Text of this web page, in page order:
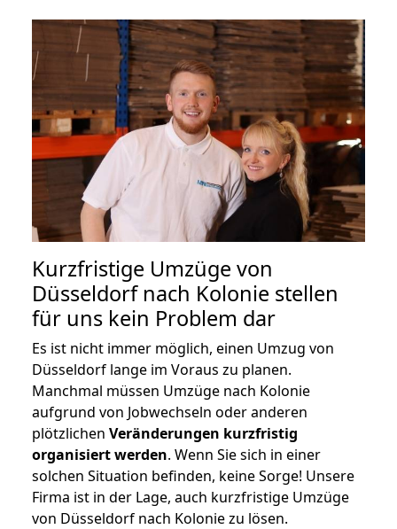
Kurzfristige Umzüge von
Düsseldorf nach Kolonie stellen
für uns kein Problem dar
Es ist nicht immer möglich, einen Umzug von
Düsseldorf lange im Voraus zu planen.
Manchmal müssen Umzüge nach Kolonie
aufgrund von Jobwechseln oder anderen
plötzlichen Veränderungen kurzfristig
organisiert werden. Wenn Sie sich in einer
solchen Situation befinden, keine Sorge! Unsere
Firma ist in der Lage, auch kurzfristige Umzüge
von Düsseldorf nach Kolonie zu lösen.